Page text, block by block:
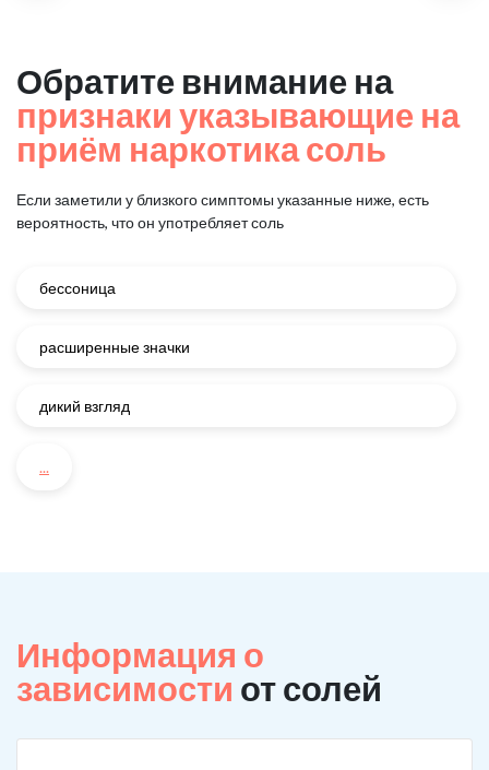
Обратите внимание на
признаки указывающие на
приём наркотика соль
Если заметили у близкого симптомы указанные ниже, есть
вероятность, что он употребляет соль
бессоница
расширенные значки
дикий взгляд
...
Информация о
зависимости от солей